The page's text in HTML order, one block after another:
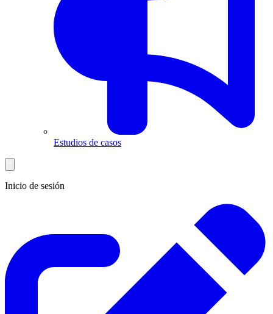
Estudios de casos
Inicio de sesión